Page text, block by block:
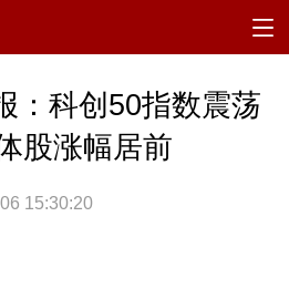
：科创50指数震荡
股涨幅居前
15:30:20